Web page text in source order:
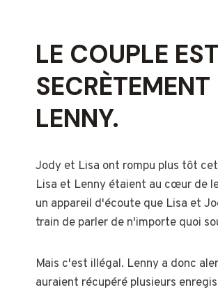
LE COUPLE
LENNY.
Jody et Lisa ont rompu plus tôt
Lisa et Lenny étaient au cœur de
un appareil d'écoute que Lisa et
train de parler de n'importe quoi
Mais c'est illégal. Lenny a donc
auraient récupéré plusieurs